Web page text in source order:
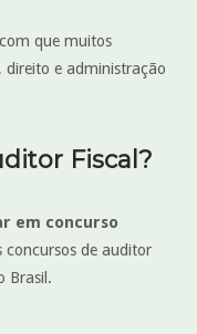
que muitos
direito e administração
Fiscal?
em concurso
concursos de auditor
Brasil.